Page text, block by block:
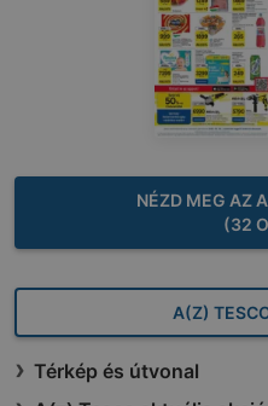
NÉZD MEG AZ
(32
A(Z)
Térkép és útvonal